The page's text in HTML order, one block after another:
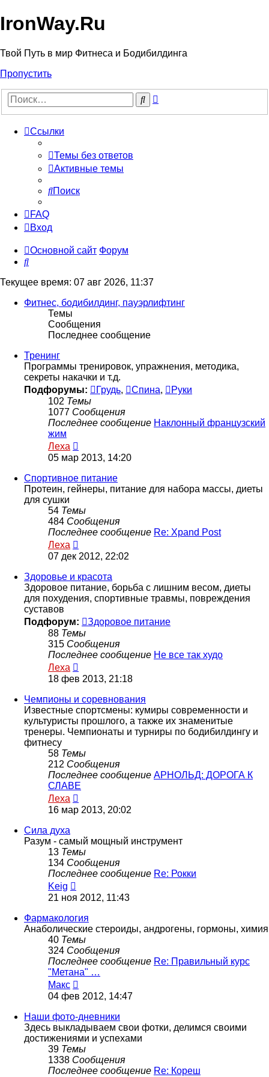
IronWay.Ru
Твой Путь в мир Фитнеса и Бодибилдинга
Пропустить
Поиск
Ссылки
Темы без ответов
Активные темы
Поиск
FAQ
Вход
Основной сайт Форум
Поиск
Текущее время: 07 авг 2026, 11:37
Фитнес, бодибилдинг, пауэрлифтинг
Темы
Сообщения
Последнее сообщение
Тренинг
Программы тренировок, упражнения, методика,
секреты накачки и т.д.
Подфорумы:
Грудь, Спина,
Руки
102 Темы
1077 Сообщения
Последнее сообщение Наклонный французский
жим
Леха
к
сообщению
05 мар 2013, 14:20
Спортивное питание
Протеин, гейнеры, питание для набора массы, диеты
для сушки
54 Темы
484 Сообщения
Последнее сообщение Re: Xpand Post
Леха
к
сообщению
07 дек 2012, 22:02
Здоровье и красота
Здоровое питание, борьба с лишним весом, диеты
для похудения, спортивные травмы, повреждения
суставов
Подфорум:
Здоровое питание
88 Темы
315 Сообщения
Последнее сообщение Не все так худо
Леха
к
сообщению
18 фев 2013, 21:18
Чемпионы и соревнования
Известные спортсмены: кумиры современности и
культуристы прошлого, а также их знаменитые
тренеры. Чемпионаты и турниры по бодибилдингу и
фитнесу
58 Темы
212 Сообщения
Последнее сообщение АРНОЛЬД: ДОРОГА К
СЛАВЕ
Леха
к
16 мар 2013, 20:02
Сила духа
Разум - самый мощный инструмент
13 Темы
134 Сообщения
Последнее сообщение Re: Рокки
Keig
к
сообщению
21 ноя 2012, 11:43
Фармакология
Анаболические стероиды, андрогены, гормоны, химия
40 Темы
324 Сообщения
Последнее сообщение Re: Правильный курс
"Метана" …
Макс
к
сообщению
04 фев 2012, 14:47
Наши фото-дневники
Здесь выкладываем свои фотки, делимся своими
достижениями и успехами
39 Темы
1338 Сообщения
Последнее сообщение Re: Кореш